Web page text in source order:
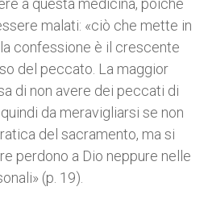
a questa medicina, poiché
malati: «ciò che mette in
confessione è il crescente
del peccato. La maggior
di non avere dei peccati di
da meravigliarsi se non
del sacramento, ma si
perdono a Dio neppure nelle
(p. 19).